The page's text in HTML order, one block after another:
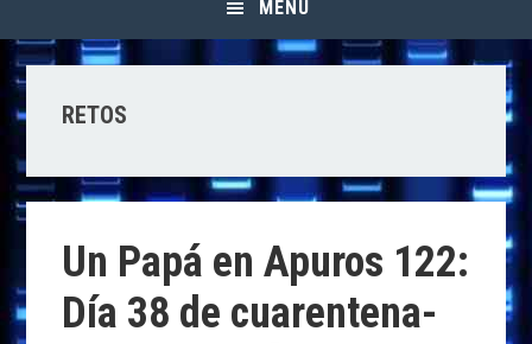
MENU
RETOS
Un Papá en Apuros 122:
Día 38 de cuarentena-